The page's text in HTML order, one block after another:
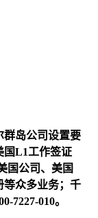
群岛公司设置要
国L1工作签证
国公司、美国
等众多业务；千
7227-010。